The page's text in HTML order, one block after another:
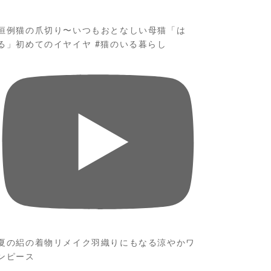
例猫の爪切り〜いつもおとなしい母猫「は
」初めてのイヤイヤ #猫のいる暮らし
の絽の着物リメイク羽織りにもなる涼やかワ
ピース